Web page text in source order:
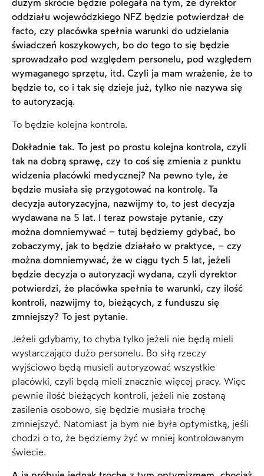
dużym skrócie będzie polegała na tym, że dyrektor
oddziału wojewódzkiego NFZ będzie potwierdzał de
facto, czy placówka spełnia warunki do udzielania
świadczeń koszykowych, bo do tego to się będzie
sprowadzało pod względem personelu, pod względem
wymaganego sprzętu, itd. Czyli ja mam wrażenie, że to
będzie to, co i tak się dzieje już, tylko nie nazywa się
to autoryzacją.
To będzie kolejna kontrola.
Dokładnie tak. To jest po prostu kolejna kontrola, czyli
tak na dobrą sprawę, czy to coś się zmienia z punktu
widzenia placówki medycznej? Na pewno tyle, że
będzie musiała się przygotować na kontrolę. Ta
decyzja autoryzacyjna, nazwijmy to, to jest decyzja
wydawana na 5 lat. I teraz powstaje pytanie, czy
można domniemywać – tutaj będziemy gdybać, bo
zobaczymy, jak to będzie działało w praktyce, – czy
można domniemywać, że w ciągu tych 5 lat, jeżeli
będzie decyzja o autoryzacji wydana, czyli dyrektor
potwierdzi, że placówka spełnia te warunki, czy ilość
kontroli, nazwijmy to, bieżących, z funduszu się
zmniejszy? To jest pytanie.
Jeżeli gdybamy, to chyba tylko jeżeli nie będą mieli
wystarczająco dużo personelu. Bo siłą rzeczy
wyjściowo będą musieli autoryzować wszystkie
placówki, czyli będą mieli znacznie więcej pracy. Więc
pewnie ilość bieżących kontroli, jeżeli nie zostaną
zasilenia osobowo, się będzie musiała trochę
zmniejszyć. Natomiast ja bym nie była optymistką, jeśli
chodzi o to, że będziemy żyć w mniej kontrolowanym
świecie.